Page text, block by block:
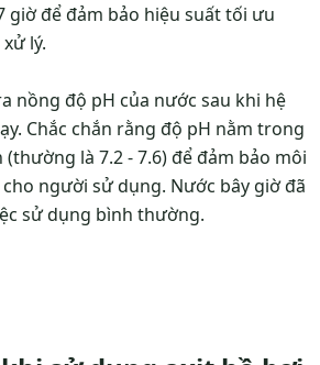
giờ để đảm bảo hiệu suất tối ưu
lý.
nồng độ pH của nước sau khi hệ
Chắc chắn rằng độ pH nằm trong
là 7.2 - 7.6) để đảm bảo môi
người sử dụng. Nước bây giờ đã
sử dụng bình thường.